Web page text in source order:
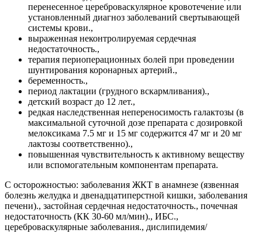
перенесенное цереброваскулярное кровотечение или
установленный диагноз заболеваний свертывающей
системы крови.,
выраженная неконтролируемая сердечная
недостаточность.,
терапия периоперационных болей при проведении
шунтирования коронарных артерий.,
беременность.,
период лактации (грудного вскармливания).,
детский возраст до 12 лет.,
редкая наследственная непереносимость галактозы (в
максимальной суточной дозе препарата с дозировкой
мелоксикама 7.5 мг и 15 мг содержится 47 мг и 20 мг
лактозы соответственно).,
повышенная чувствительность к активному веществу
или вспомогательным компонентам препарата.
С осторожностью: заболевания ЖКТ в анамнезе (язвенная
болезнь желудка и двенадцатиперстной кишки, заболевания
печени)., застойная сердечная недостаточность., почечная
недостаточность (КК 30-60 мл/мин)., ИБС.,
цереброваскулярные заболевания., дислипидемия/